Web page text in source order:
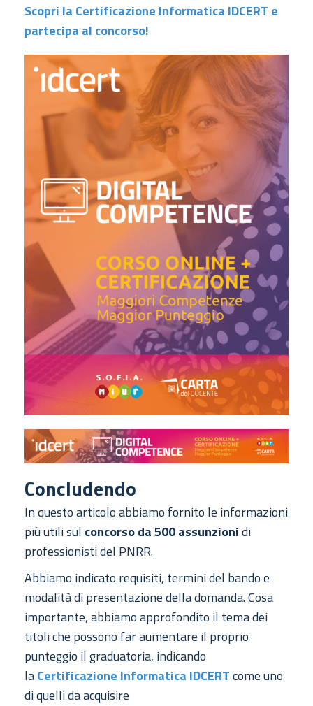
Scopri la Certificazione Informatica IDCERT e
partecipa al concorso!
Concludendo
In questo articolo abbiamo fornito le informazioni
più utili sul concorso da 500 assunzionidi
professionisti del PNRR.
Abbiamo indicato requisiti, termini del bando e
modalità di presentazione della domanda. Cosa
importante, abbiamo approfondito il tema dei
titoli che possono far aumentare il proprio
punteggio il graduatoria, indicando
laCertificazione Informatica IDCERTcome uno
di quelli da acquisire